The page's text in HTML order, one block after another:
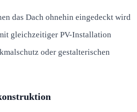
das Dach ohnehin eingedeckt wird
gleichzeitiger PV-Installation
oder gestalterischen